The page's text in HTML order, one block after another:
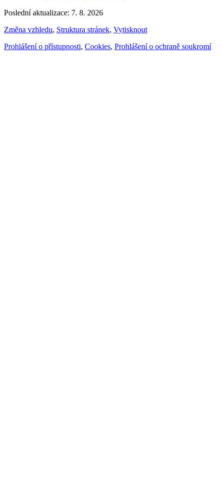
Poslední aktualizace: 7. 8. 2026
Změna vzhledu, Struktura stránek, Vytisknout
Prohlášení o přístupnosti, Cookies, Prohlášení o ochraně soukromí